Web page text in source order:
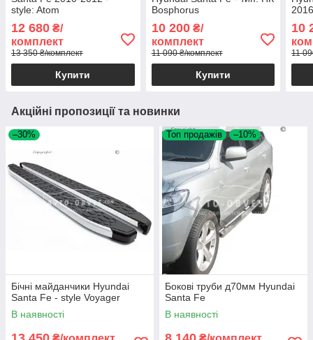
style: Atom
12 680 ₴/
комплект
13 350 ₴/комплект
Купити
Bosphorus
10 200₴/
комплект
11 090 ₴/комплект
Купити
10
11
Акційні пропозиції та новинки
–30%
Бічні майданчики Hyundai
Santa Fe - style Voyager
В наявності
Топ продажів –10%
Бокові труби д70мм Hyundai
Santa Fe
В наявності